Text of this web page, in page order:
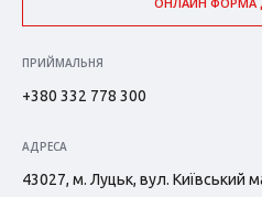
ПРИЙМАЛЬНЯ
+380 332 778 300
АДРЕСА
43027, м. Луцьк, вул. Київський